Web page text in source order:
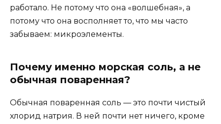
работало. Не потому что она «волшебная», а
потому что она восполняет то, что мы часто
забываем: микроэлементы.
Почему именно морская соль, а не
обычная поваренная?
Обычная поваренная соль — это почти чистый
хлорид натрия. В ней почти нет ничего, кроме